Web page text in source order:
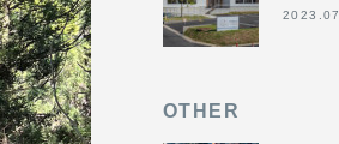
OTHER